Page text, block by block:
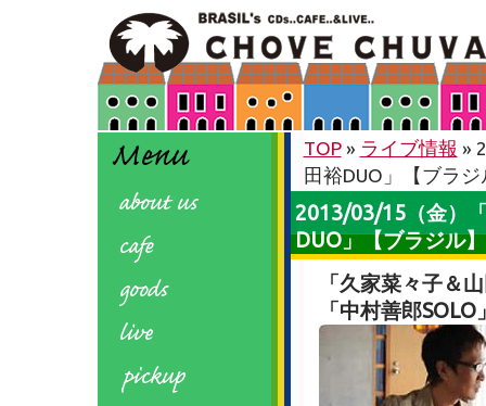
TOP» ライブ情報 »
田裕DUO」【ブラジ
2013/03/15（金）
DUO」【ブラジル】
「久家菜々子＆
「中村善郎SOLO